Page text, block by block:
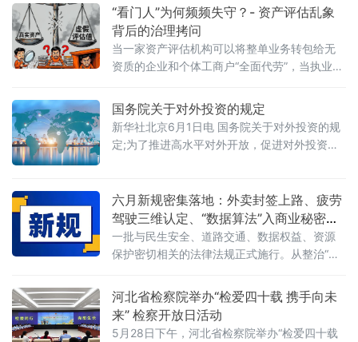
障，地方政
“看门人”为何频频失守？- 资产评估乱象
背后的治理拷问
当一家资产评估机构可以将整单业务转包给无
资质的企业和个体工商户“全面代劳”，当执业人
重要评估参数可以随意调整、评估依据可以凭
空缺失——这张资本市场“看门人”的名片，还剩
下几分信度？上述场景并非危言耸听。近日，
财政部公布的2025年度资产评估行业联合检查
评估机构、12名
国务院关于对外投资的规定
新华社北京6月1日电 国务院关于对外投资的规
定;为了推进高水平对外开放，促进对外投资高
全、发展利益，根据《中华人民共和国对外关
系法》、《中华人民共和国对外贸易法》等法
律，制定本规定。第二条&emsp;中华人民共和
国境内（以下简称中国境内）投资者对外投
六月新规密集落地：外卖封签上路、疲劳
驾驶三维认定、“数据算法”入商业秘密保
护范围
一批与民生安全、道路交通、数据权益、资源
保护密切相关的法律法规正式施行。从整治“幽
维判定到“开门杀”责任明确，从商业秘密保护扩
围到城乡供水统筹管理——多项新规聚焦社会
关切，织密权益保障网，守护公众日常生活。
河北省检察院举办“检爱四十载 携手向未
来” 检察开放日活动
5月28日下午，河北省检察院举办“检爱四十载